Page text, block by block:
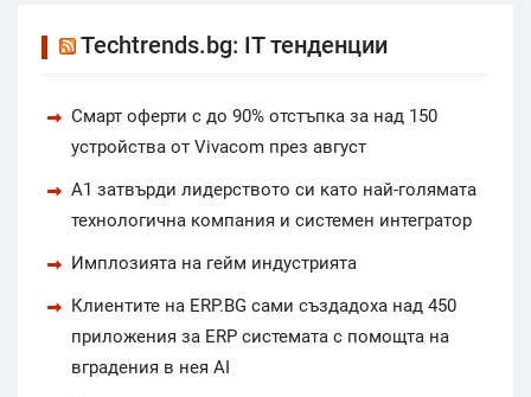
Techtrends.bg: IT тенденции
Смарт оферти с до 90% отстъпка за над 150
устройства от Vivacom през август
А1 затвърди лидерството си като най-голямата
технологична компания и системен интегратор
Имплозията на гейм индустрията
Клиентите на ERP.BG сами създадоха над 450
приложения за ERP системата с помощта на
вградения в нея AI